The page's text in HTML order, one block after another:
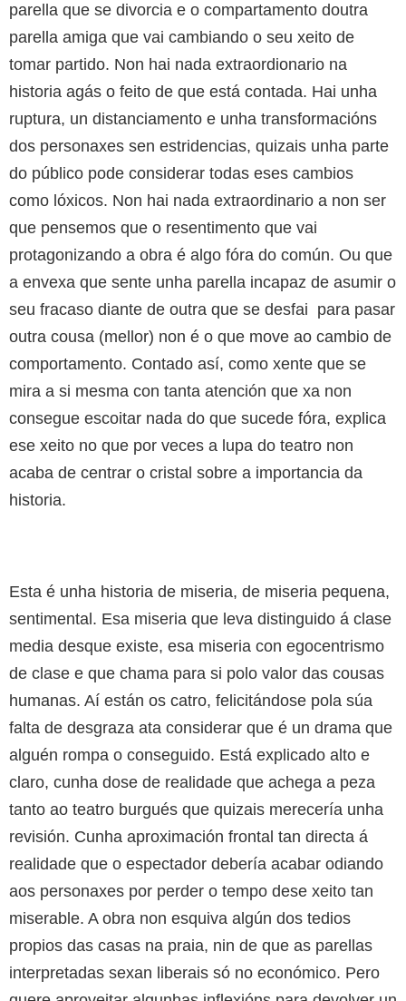
parella que se divorcia e o compartamento doutra
parella amiga que vai cambiando o seu xeito de
tomar partido. Non hai nada extraordionario na
historia agás o feito de que está contada. Hai unha
ruptura, un distanciamento e unha transformacións
dos personaxes sen estridencias, quizais unha parte
do público pode considerar todas eses cambios
como lóxicos. Non hai nada extraordinario a non ser
que pensemos que o resentimento que vai
protagonizando a obra é algo fóra do común. Ou que
a envexa que sente unha parella incapaz de asumir o
seu fracaso diante de outra que se desfai para pasar
outra cousa (mellor) non é o que move ao cambio de
comportamento. Contado así, como xente que se
mira a si mesma con tanta atención que xa non
consegue escoitar nada do que sucede fóra, explica
ese xeito no que por veces a lupa do teatro non
acaba de centrar o cristal sobre a importancia da
historia.
Esta é unha historia de miseria, de miseria pequena,
sentimental. Esa miseria que leva distinguido á clase
media desque existe, esa miseria con egocentrismo
de clase e que chama para si polo valor das cousas
humanas. Aí están os catro, felicitándose pola súa
falta de desgraza ata considerar que é un drama que
alguén rompa o conseguido. Está explicado alto e
claro, cunha dose de realidade que achega a peza
tanto ao teatro burgués que quizais merecería unha
revisión. Cunha aproximación frontal tan directa á
realidade que o espectador debería acabar odiando
aos personaxes por perder o tempo dese xeito tan
miserable. A obra non esquiva algún dos tedios
propios das casas na praia, nin de que as parellas
interpretadas sexan liberais só no económico. Pero